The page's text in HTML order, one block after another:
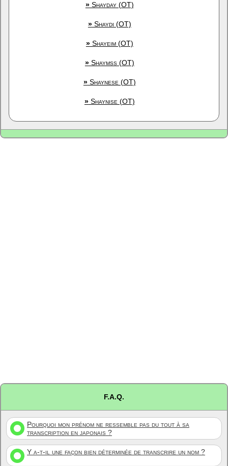
»Shayday (OT)
»Shaydi (OT)
»Shayeim (OT)
»Shaymss (OT)
»Shaynese (OT)
»Shaynise (OT)
F.A.Q.
Pourquoi mon prénom ne ressemble pas du tout à sa
transcription en japonais ?
Y a-t-il une façon bien déterminée de transcrire un nom ?